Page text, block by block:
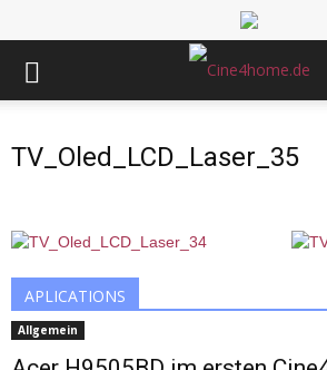
TV_Oled_LCD_Laser_35
APLICATIONS
Allgemein